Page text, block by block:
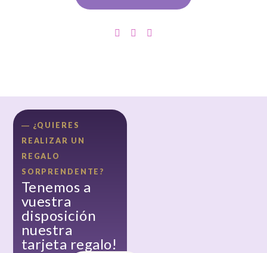
― ¿QUIERES
REALIZAR UN
REGALO
SORPRENDENTE?
Tenemos a
vuestra
disposición
nuestra
tarjeta regalo!